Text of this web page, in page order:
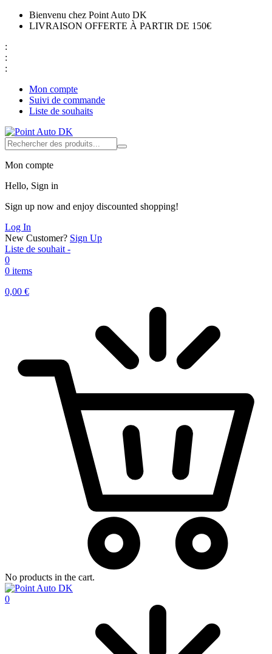
Bienvenu chez Point Auto DK
LIVRAISON OFFERTE À PARTIR DE 150€
:
:
:
Mon compte
Suivi de commande
Liste de souhaits
Mon compte
Hello, Sign in
Sign up now and enjoy discounted shopping!
Log In
New Customer? Sign Up
Liste de souhait -
0
0 items
0,00 €
No products in the cart.
0